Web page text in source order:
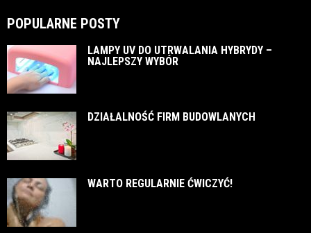
POPULARNE POSTY
LAMPY UV DO UTRWALANIA HYBRYDY –
NAJLEPSZY WYBÓR
DZIAŁALNOŚĆ FIRM BUDOWLANYCH
WARTO REGULARNIE ĆWICZYĆ!